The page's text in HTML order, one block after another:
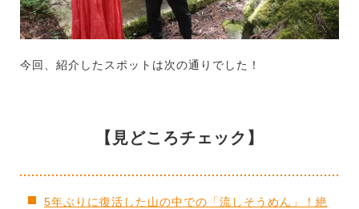
今回、紹介したスポットは次の通りでした！
【見どころチェック】
5年ぶりに復活した山の中での「流しそうめん」！絶